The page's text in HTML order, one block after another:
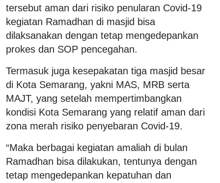
tersebut aman dari risiko penularan Covid-19
kegiatan Ramadhan di masjid bisa
dilaksanakan dengan tetap mengedepankan
prokes dan SOP pencegahan.
Termasuk juga kesepakatan tiga masjid besar
di Kota Semarang, yakni MAS, MRB serta
MAJT, yang setelah mempertimbangkan
kondisi Kota Semarang yang relatif aman dari
zona merah risiko penyebaran Covid-19.
“Maka berbagai kegiatan amaliah di bulan
Ramadhan bisa dilakukan, tentunya dengan
tetap mengedepankan kepatuhan dan